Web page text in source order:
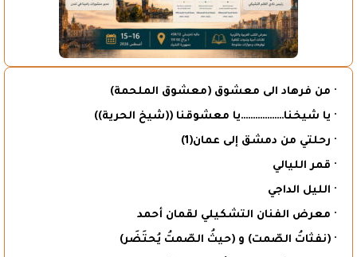
· من فرهاد الى معشوق (معشوق الملحمة)
· يا شيخنا………………يا معشوقنا ((شيخ الحرية))
· رحلتي من دمشق إلى عمان(1)
· قمر الليالي
· الليل الداجي
· معرض الفنان التشكيلي لقمان أحمد
· (نفثاتُ الصّمت) و (حيثُ الصّمتُ يُحتَضَر)